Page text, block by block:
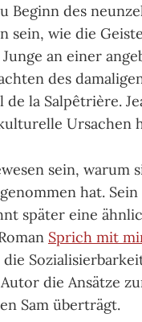
Beginn des
sein, wie die
an einer
des
la Salpêtrière.
Ursachen
sein, warum
hat.
später eine
Sprich mit
die Ansätze
Sam überträgt.